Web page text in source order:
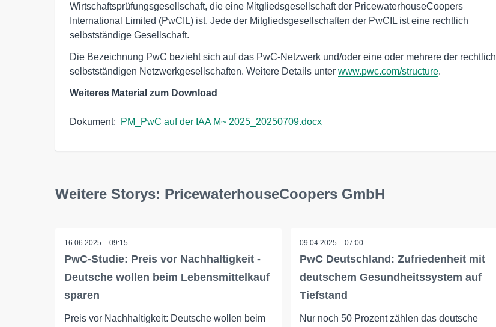
Wirtschaftsprüfungsgesellschaft, die eine Mitgliedsgesellschaft der PricewaterhouseCoopers
International Limited (PwCIL) ist. Jede der Mitgliedsgesellschaften der PwCIL ist eine rechtlich
selbstständige Gesellschaft.
Die Bezeichnung PwC bezieht sich auf das PwC-Netzwerk und/oder eine oder mehrere der rechtlich
selbstständigen Netzwerkgesellschaften. Weitere Details unter www.pwc.com/structure.
Weiteres Material zum Download
Dokument: PM_PwC auf der IAA M~ 2025_20250709.docx
Weitere Storys: PricewaterhouseCoopers GmbH
16.06.2025 – 09:15
PwC-Studie: Preis vor Nachhaltigkeit -
Deutsche wollen beim Lebensmittelkauf
sparen
Preis vor Nachhaltigkeit: Deutsche wollen beim
09.04.2025 – 07:00
PwC Deutschland: Zufriedenheit mit
deutschem Gesundheitssystem auf
Tiefstand
Nur noch 50 Prozent zählen das deutsche